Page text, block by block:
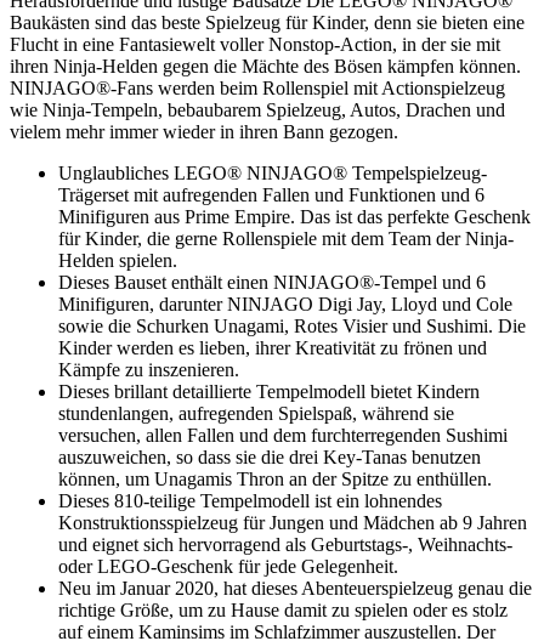
Baukästen sind das beste Spielzeug für Kinder, denn sie bieten eine
Flucht in eine Fantasiewelt voller Nonstop-Action, in der sie mit
ihren Ninja-Helden gegen die Mächte des Bösen kämpfen können.
NINJAGO®-Fans werden beim Rollenspiel mit Actionspielzeug
wie Ninja-Tempeln, bebaubarem Spielzeug, Autos, Drachen und
vielem mehr immer wieder in ihren Bann gezogen.
Unglaubliches LEGO® NINJAGO® Tempelspielzeug-
Trägerset mit aufregenden Fallen und Funktionen und 6
Minifiguren aus Prime Empire. Das ist das perfekte Geschenk
für Kinder, die gerne Rollenspiele mit dem Team der Ninja-
Helden spielen.
Dieses Bauset enthält einen NINJAGO®-Tempel und 6
Minifiguren, darunter NINJAGO Digi Jay, Lloyd und Cole
sowie die Schurken Unagami, Rotes Visier und Sushimi. Die
Kinder werden es lieben, ihrer Kreativität zu frönen und
Kämpfe zu inszenieren.
Dieses brillant detaillierte Tempelmodell bietet Kindern
stundenlangen, aufregenden Spielspaß, während sie
versuchen, allen Fallen und dem furchterregenden Sushimi
auszuweichen, so dass sie die drei Key-Tanas benutzen
können, um Unagamis Thron an der Spitze zu enthüllen.
Dieses 810-teilige Tempelmodell ist ein lohnendes
Konstruktionsspielzeug für Jungen und Mädchen ab 9 Jahren
und eignet sich hervorragend als Geburtstags-, Weihnachts-
oder LEGO-Geschenk für jede Gelegenheit.
Neu im Januar 2020, hat dieses Abenteuerspielzeug genau die
richtige Größe, um zu Hause damit zu spielen oder es stolz
auf einem Kaminsims im Schlafzimmer auszustellen. Der